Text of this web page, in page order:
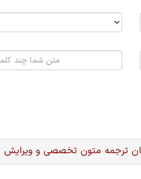
ترجمه متون تخصصی و ویرایش